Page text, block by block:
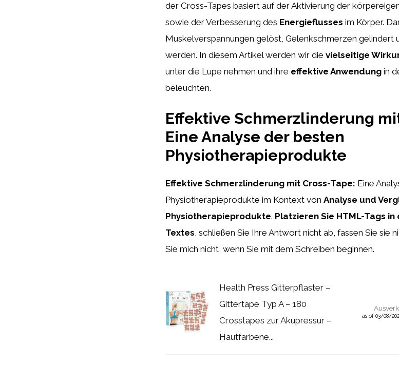
der Cross-Tapes basiert auf der Aktivierung der
sowie der Verbesserung des Energieflusses im Körper.
Muskelverspannungen gelöst, Gelenkschmerzen
werden. In diesem Artikel werden wir die vielseitige
unter die Lupe nehmen und ihre effektive Anwendung in
beleuchten.
Effektive Schmerzlinderung
Eine Analyse der besten
Physiotherapieprodukte
Effektive Schmerzlinderung mit Cross-Tape: Eine
Physiotherapieprodukte im Kontext von Analyse und
Physiotherapieprodukte. Platzieren Sie HTML-Tags in
Textes , schließen Sie Ihre Antwort nicht ab, fassen Sie sie
Sie mich nicht, wenn Sie mit dem Schreiben beginnen.
Health Press Gitterpflaster –
Gittertape Typ A – 180
Crosstapes zur Akupressur –
Hautfarbene...
as of 03/08/